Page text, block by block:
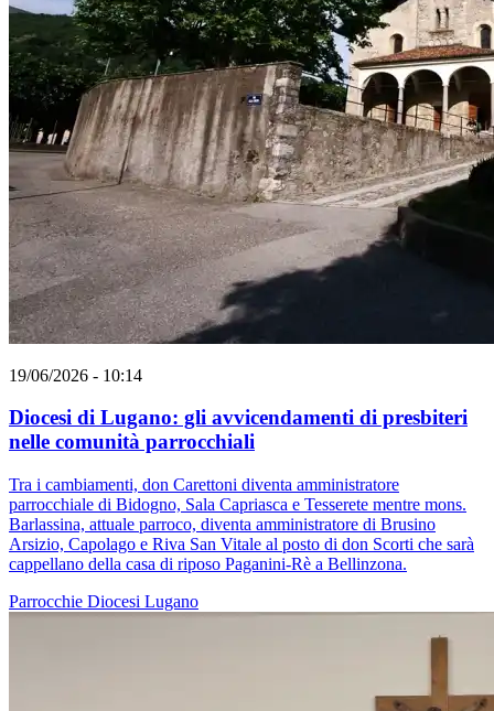
19/06/2026 - 10:14
Diocesi di Lugano: gli avvicendamenti di presbiteri
nelle comunità parrocchiali
Tra i cambiamenti, don Carettoni diventa amministratore
parrocchiale di Bidogno, Sala Capriasca e Tesserete mentre mons.
Barlassina, attuale parroco, diventa amministratore di Brusino
Arsizio, Capolago e Riva San Vitale al posto di don Scorti che sarà
cappellano della casa di riposo Paganini-Rè a Bellinzona.
Parrocchie Diocesi Lugano